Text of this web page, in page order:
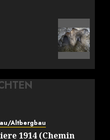
Altbergbau
1914 (Chemin